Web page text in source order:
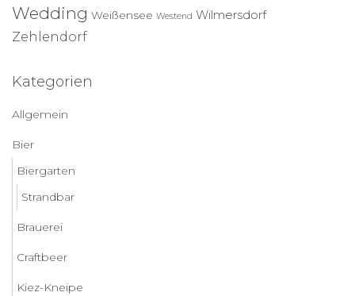
Wedding Weißensee Westend Wilmersdorf
Zehlendorf
Kategorien
Allgemein
Bier
Biergarten
Strandbar
Brauerei
Craftbeer
Kiez-Kneipe